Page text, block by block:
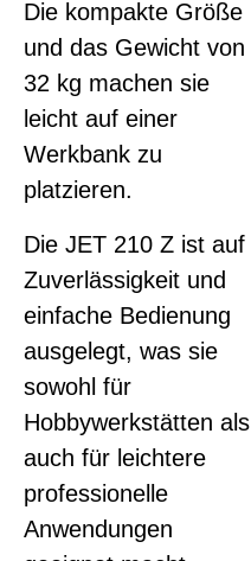
Die kompakte Größe
und das Gewicht von
32 kg machen sie
leicht auf einer
Werkbank zu
platzieren.
Die JET 210 Z ist auf
Zuverlässigkeit und
einfache Bedienung
ausgelegt, was sie
sowohl für
Hobbywerkstätten als
auch für leichtere
professionelle
Anwendungen